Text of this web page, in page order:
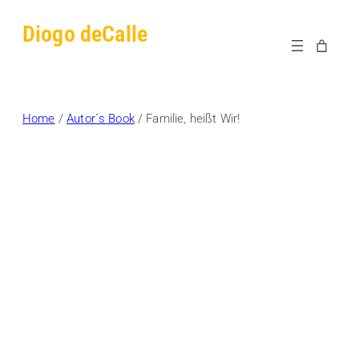
Diogo deCalle
Home /Autor´s Book/ Familie, heißt Wir!